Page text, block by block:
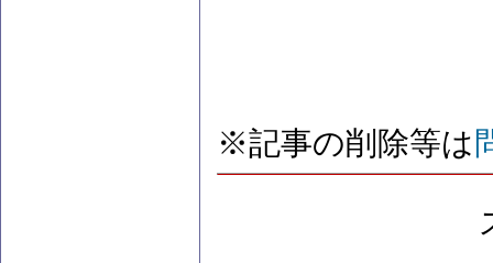
※記事の削除等は